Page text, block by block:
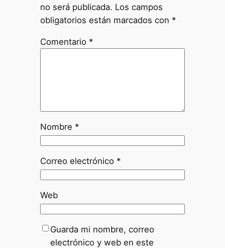
no será publicada. Los campos
obligatorios están marcados con *
Comentario *
Nombre *
Correo electrónico *
Web
Guarda mi nombre, correo
electrónico y web en este